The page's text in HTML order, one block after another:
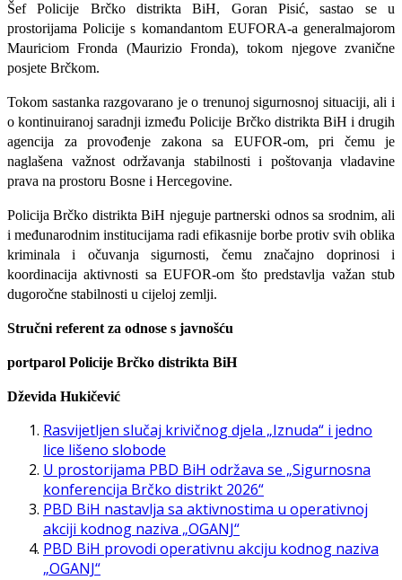
Šef Policije Brčko distrikta BiH, Goran Pisić, sastao se u
prostorijama Policije s komandantom EUFORA-a generalmajorom
Mauriciom Fronda (Maurizio Fronda), tokom njegove zvanične
posjete Brčkom.
Tokom sastanka razgovarano je o trenunoj sigurnosnoj situaciji, ali i
o kontinuiranoj saradnji između Policije Brčko distrikta BiH i drugih
agencija za provođenje zakona sa EUFOR-om, pri čemu je
naglašena važnost održavanja stabilnosti i poštovanja vladavine
prava na prostoru Bosne i Hercegovine.
Policija Brčko distrikta BiH njeguje partnerski odnos sa srodnim, ali
i međunarodnim institucijama radi efikasnije borbe protiv svih oblika
kriminala i očuvanja sigurnosti, čemu značajno doprinosi i
koordinacija aktivnosti sa EUFOR-om što predstavlja važan stub
dugoročne stabilnosti u cijeloj zemlji.
Stručni referent za odnose s javnošću
portparol Policije Brčko distrikta BiH
Dževida Hukičević
Rasvijetljen slučaj krivičnog djela „Iznuda“ i jedno
lice lišeno slobode
U prostorijama PBD BiH održava se „Sigurnosna
konferencija Brčko distrikt 2026“
PBD BiH nastavlja sa aktivnostima u operativnoj
akciji kodnog naziva „OGANJ“
PBD BiH provodi operativnu akciju kodnog naziva
„OGANJ“